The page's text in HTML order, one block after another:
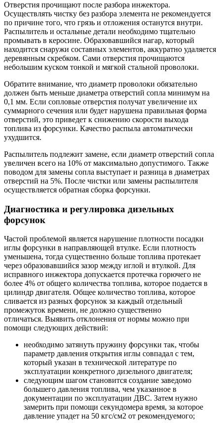
Отверстия прочищают после разбора инжектора.
Осуществлять чистку без разбора элемента не рекомендуется
по причине того, что грязь и отложения останутся внутри.
Распылитель и остальные детали необходимо тщательно
промывать в керосине. Образовавшийся нагар, который
находится снаружи составных элементов, аккуратно удаляется
деревянным скребком. Сами отверстия прочищаются
небольшим куском тонкой и мягкой стальной проволоки.
Обратите внимание, что диаметр проволоки обязательно
должен быть меньше диаметра отверстий сопла минимум на
0,1 мм. Если сопловые отверстия получат увеличение их
суммарного сечения или будет нарушена правильная форма
отверстий, это приведет к снижению скорости выхода
топлива из форсунки. Качество распыла автоматически
ухудшится.
Распылитель подлежит замене, если диаметр отверстий сопла
увеличен всего на 10% от максимально допустимого. Также
поводом для замены сопла выступает и разница в диаметрах
отверстий на 5%. После чистки или замены распылителя
осуществляется обратная сборка форсунки.
Диагностика и регулировка дизельных
форсунок
Частой проблемой является нарушение плотности посадки
иглы форсунки в направляющей втулке. Если плотность
уменьшена, тогда существенно больше топлива протекает
через образовавшийся зазор между иглой и втулкой. Для
исправного инжектора допускается протечка горючего не
более 4% от общего количества топлива, которое подается в
цилиндр двигателя. Общее количество топлива, которое
сливается из разных форсунок за каждый отдельный
промежуток времени, не должно существенно
отличаться. Выявить отклонения от нормы можно при
помощи следующих действий:
необходимо затянуть пружину форсунки так, чтобы
параметр давления открытия иглы совпадал с тем,
который указан в технической литературе по
эксплуатации конкретного дизельного двигателя;
следующим шагом становится создание заведомо
большего давления топлива, чем указанное в
документации по эксплуатации ДВС. Затем нужно
замерить при помощи секундомера время, за которое
давление упадет на 50 кгс/см2 от рекомендуемого;